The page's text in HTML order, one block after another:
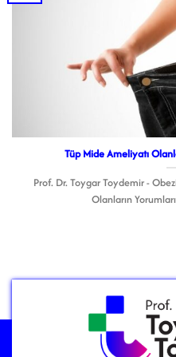
Tüp Mide Ameliyatı
Prof. Dr. Toygar Toydemir -
Olanların